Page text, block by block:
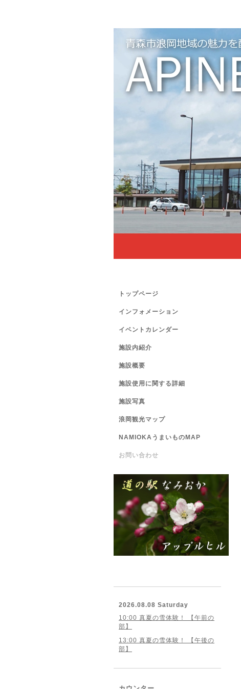
トップページ
インフォメーション
イベントカレンダー
施設内紹介
施設概要
施設使用に関する詳細
施設写真
浪岡観光マップ
NAMIOKAうまいものMAP
お問い合わせ
2026.08.08 Saturday
10:00 真夏の雪体験！ 【午前の
部】
13:00 真夏の雪体験！ 【午後の
部】